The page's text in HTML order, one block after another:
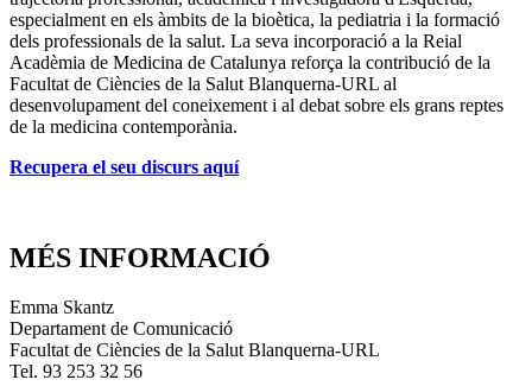
especialment en els àmbits de la bioètica, la pediatria i la formació
dels professionals de la salut. La seva incorporació a la Reial
Acadèmia de Medicina de Catalunya reforça la contribució de la
Facultat de Ciències de la Salut Blanquerna-URL al
desenvolupament del coneixement i al debat sobre els grans reptes
de la medicina contemporània.
Recupera el seu discurs aquí
MÉS INFORMACIÓ
Emma Skantz
Departament de Comunicació
Facultat de Ciències de la Salut Blanquerna-URL
Tel. 93 253 32 56